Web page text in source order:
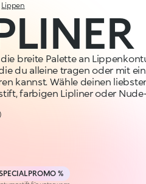
Lippen
breite Palette an
du alleine tragen oder mit
kannst. Wähle deinen
farbigen Lipliner oder
PROMO %